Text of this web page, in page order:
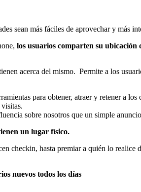
sean más fáciles de aprovechar y más
los usuarios comparten su ubicación
acerca del mismo. Permite a los
para obtener, atraer y retener a
sobre nosotros que un simple
un lugar físico.
checkin, hasta premiar a quién lo
nuevos todos los días